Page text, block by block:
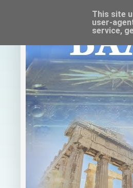
This site
user-
service,